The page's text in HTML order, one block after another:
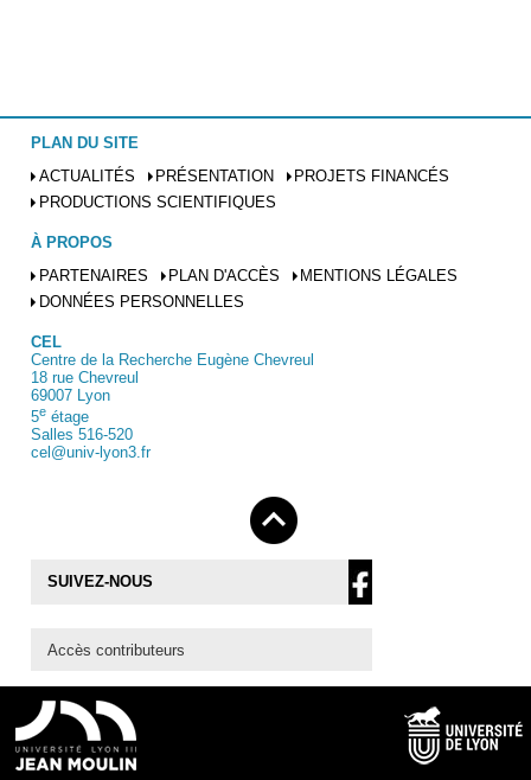
PLAN DU SITE
ACTUALITÉS
PRÉSENTATION
PROJETS FINANCÉS
PRODUCTIONS SCIENTIFIQUES
À PROPOS
PARTENAIRES
PLAN D'ACCÈS
MENTIONS LÉGALES
DONNÉES PERSONNELLES
CEL
Centre de la Recherche Eugène Chevreul
18 rue Chevreul
69007 Lyon
5e étage
Salles 516-520
cel@univ-lyon3.fr
SUIVEZ-NOUS
Accès contributeurs